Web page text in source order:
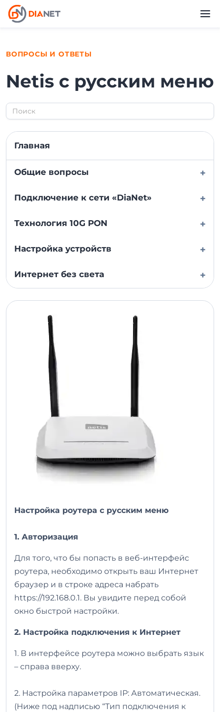
ВОПРОСЫ И ОТВЕТЫ
Netis с русским меню
Главная
Общие вопросы +
Подключение к сети «DiaNet» +
Технология 10G PON +
Настройка устройств +
Интернет без света +
Настройка роутера с русским меню
1. Авторизация
Для того, что бы попасть в веб-интерфейс
роутера, необходимо открыть ваш Интернет
браузер и в строке адреса набрать
https://192.168.0.1. Вы увидите перед собой
окно быстрой настройки.
2. Настройка подключения к Интернет
1. В интерфейсе роутера можно выбрать язык
– справа вверху.
2. Настройка параметров IP: Автоматическая.
(Ниже под надписью “Тип подключения к